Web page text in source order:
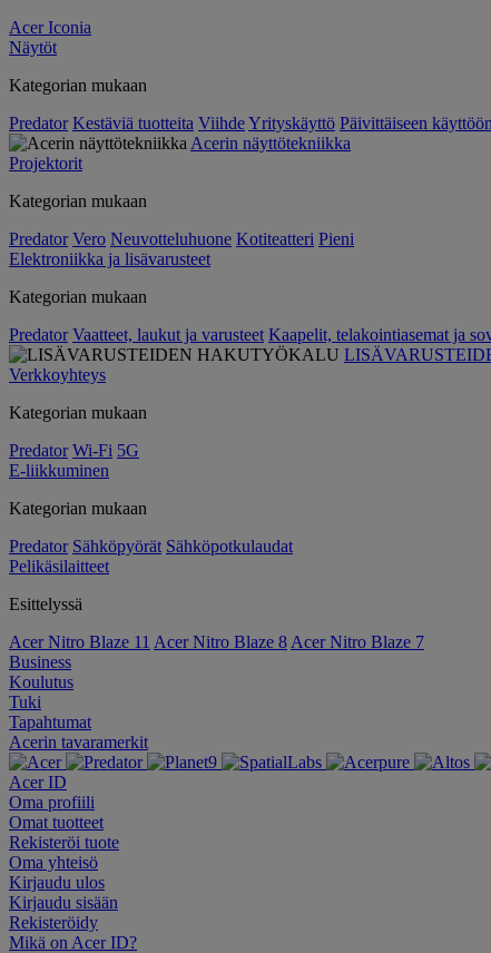
Acer Iconia
Näytöt
Kategorian mukaan
Predator Kestäviä tuotteita ViihdeYrityskäyttö Päivittäiseen käyttöön
Acerin näyttötekniikka
Projektorit
Kategorian mukaan
Predator Vero Neuvotteluhuone Kotiteatteri Pieni
Elektroniikka ja lisävarusteet
Kategorian mukaan
Predator Vaatteet, laukut ja varusteet Kaapelit, telakointiasemat ja
Verkkoyhteys
Kategorian mukaan
Predator Wi-Fi 5G
E-liikkuminen
Kategorian mukaan
Predator Sähköpyörät Sähköpotkulaudat
Pelikäsilaitteet
Esittelyssä
Acer Nitro Blaze 11 Acer Nitro Blaze 8 Acer Nitro Blaze 7
Business
Koulutus
Tuki
Tapahtumat
Acerin tavaramerkit
Acer ID
Oma profiili
Omat tuotteet
Rekisteröi tuote
Oma yhteisö
Kirjaudu ulos
Kirjaudu sisään
Rekisteröidy
Mikä on Acer ID?